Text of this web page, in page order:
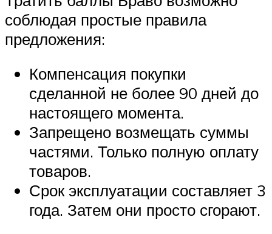
соблюдая простые правила
предложения:
Компенсация покупки
сделанной не более 90 дней до
настоящего момента.
Запрещено возмещать суммы
частями. Только полную оплату
товаров.
Срок эксплуатации составляет 3
года. Затем они просто сгорают.